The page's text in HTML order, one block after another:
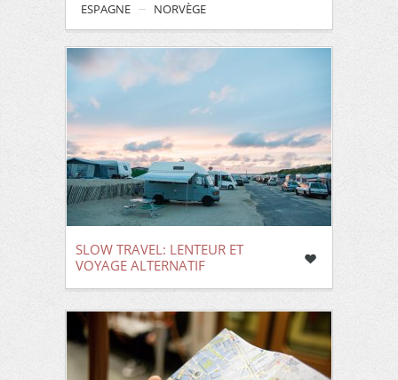
ESPAGNE
NORVÈGE
SLOW TRAVEL: LENTEUR ET
VOYAGE ALTERNATIF